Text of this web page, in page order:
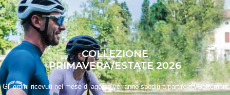
Gli ordini ricevuti nel mese di agosto verranno spediti a partire da Settembre
COLLEZIONE
PRIMAVERA/ESTATE 2026